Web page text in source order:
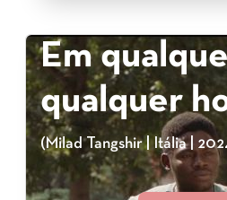
Em
qualquer
(Milad Tangshir | Itália |